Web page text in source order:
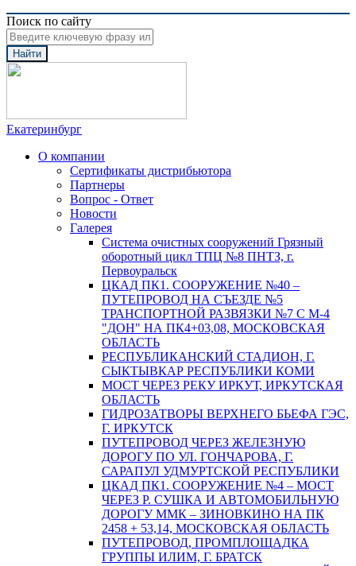
Поиск по сайту
Найти
Екатеринбург
О компании
Сертификаты дистрибьютора
Партнеры
Вопрос - Ответ
Новости
Галерея
Система очистных сооружений Грязный
оборотный цикл ТПЦ №8 ПНТЗ, г.
Первоуральск
ЦКАД ПК1. СООРУЖЕНИЕ №40 –
ПУТЕПРОВОД НА СЪЕЗДЕ №5
ТРАНСПОРТНОЙ РАЗВЯЗКИ №7 С М-4
"ДОН" НА ПК4+03,08, МОСКОВСКАЯ
ОБЛАСТЬ
РЕСПУБЛИКАНСКИЙ СТАДИОН, Г.
СЫКТЫВКАР РЕСПУБЛИКИ КОМИ
МОСТ ЧЕРЕЗ РЕКУ ИРКУТ, ИРКУТСКАЯ
ОБЛАСТЬ
ГИДРОЗАТВОРЫ ВЕРХНЕГО БЬЕФА ГЭС,
Г. ИРКУТСК
ПУТЕПРОВОД ЧЕРЕЗ ЖЕЛЕЗНУЮ
ДОРОГУ ПО УЛ. ГОНЧАРОВА, Г.
САРАПУЛ УДМУРТСКОЙ РЕСПУБЛИКИ
ЦКАД ПК1. СООРУЖЕНИЕ №4 – МОСТ
ЧЕРЕЗ Р. СУШКА И АВТОМОБИЛЬНУЮ
ДОРОГУ ММК – ЗИНОВКИНО НА ПК
2458 + 53,14, МОСКОВСКАЯ ОБЛАСТЬ
ПУТЕПРОВОД, ПРОМПЛОЩАДКА
ГРУППЫ ИЛИМ, Г. БРАТСК